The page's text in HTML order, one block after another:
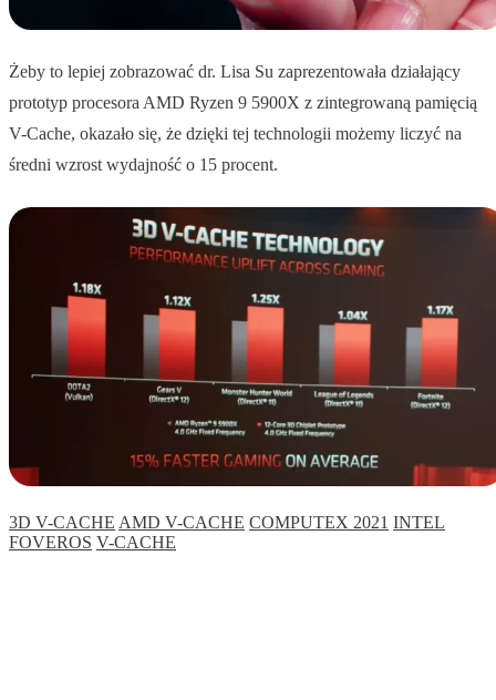
Żeby to lepiej zobrazować dr. Lisa Su zaprezentowała działający
prototyp procesora AMD Ryzen 9 5900X z zintegrowaną pamięcią
V-Cache, okazało się, że dzięki tej technologii możemy liczyć na
średni wzrost wydajność o 15 procent.
3D V-CACHE AMD V-CACHE COMPUTEX 2021 INTEL
FOVEROS V-CACHE